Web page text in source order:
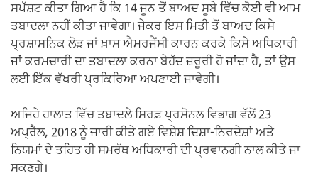
ਸਪੱਸ਼ਟ ਕੀਤਾ ਗਿਆ ਹੈ ਕਿ 14 ਜੂਨ ਤੋਂ ਬਾਅਦ ਸੂਬੇ ਵਿੱਚ ਕੋਈ ਵੀ ਆਮ
ਤਬਾਦਲਾ ਨਹੀਂ ਕੀਤਾ ਜਾਵੇਗਾ। ਜੇਕਰ ਇਸ ਮਿਤੀ ਤੋਂ ਬਾਅਦ ਕਿਸੇ
ਪ੍ਰਸ਼ਾਸਨਿਕ ਲੋੜ ਜਾਂ ਖ਼ਾਸ ਐਮਰਜੈਂਸੀ ਕਾਰਨ ਕਰਕੇ ਕਿਸੇ ਅਧਿਕਾਰੀ
ਜਾਂ ਕਰਮਚਾਰੀ ਦਾ ਤਬਾਦਲਾ ਕਰਨਾ ਬੇਹੱਦ ਜ਼ਰੂਰੀ ਹੋ ਜਾਂਦਾ ਹੈ, ਤਾਂ ਉਸ
ਲਈ ਇੱਕ ਵੱਖਰੀ ਪ੍ਰਕਿਰਿਆ ਅਪਣਾਈ ਜਾਵੇਗੀ।
ਅਜਿਹੇ ਹਾਲਾਤ ਵਿੱਚ ਤਬਾਦਲੇ ਸਿਰਫ਼ ਪ੍ਰਸੋਨਲ ਵਿਭਾਗ ਵੱਲੋਂ 23
ਅਪ੍ਰੈਲ, 2018 ਨੂੰ ਜਾਰੀ ਕੀਤੇ ਗਏ ਵਿਸ਼ੇਸ਼ ਦਿਸ਼ਾ-ਨਿਰਦੇਸ਼ਾਂ ਅਤੇ
ਨਿਯਮਾਂ ਦੇ ਤਹਿਤ ਹੀ ਸਮਰੱਥ ਅਧਿਕਾਰੀ ਦੀ ਪ੍ਰਵਾਨਗੀ ਨਾਲ ਕੀਤੇ ਜਾ
ਸਕਣਗੇ।